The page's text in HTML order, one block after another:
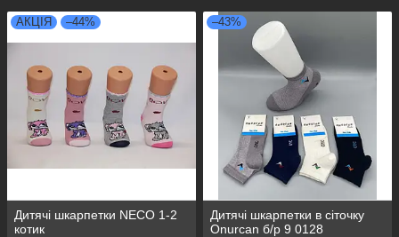
АКЦІЯ –44%
Дитячі шкарпетки NECO 1-2
котик
–43%
Дитячі шкарпетки в сіточку
Onurcan б/р 9 0128